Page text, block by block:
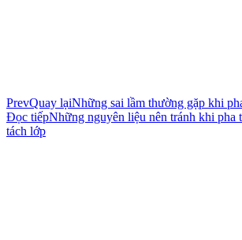
PrevQuay lạiNhững sai lầm thường gặp khi
Đọc tiếpNhững nguyên liệu nên tránh khi pha
tách lớp